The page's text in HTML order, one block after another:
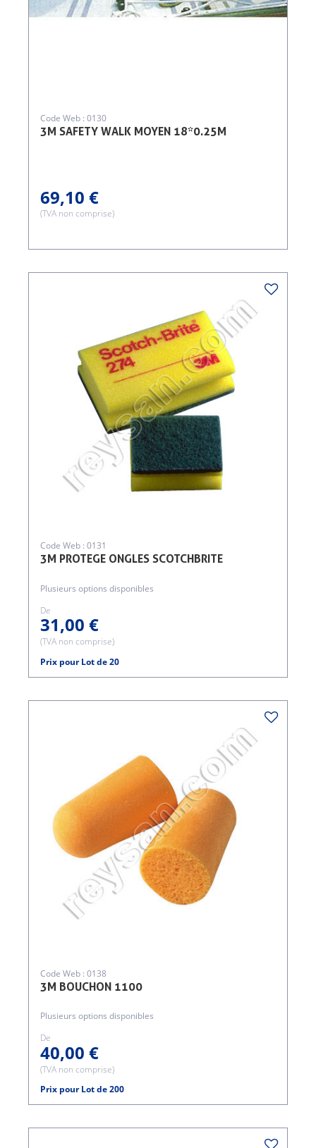
3M SAFETY WALK MOYEN 18*0.25M
Code Web : 0130
69,10 €
(TVA non comprise)
3M PROTEGE ONGLES SCOTCHBRITE
Code Web : 0131
Plusieurs options disponibles
De
31,00 €
(TVA non comprise)
Prix pour Lot de 20
3M BOUCHON 1100
Code Web : 0138
Plusieurs options disponibles
De
40,00 €
(TVA non comprise)
Prix pour Lot de 200